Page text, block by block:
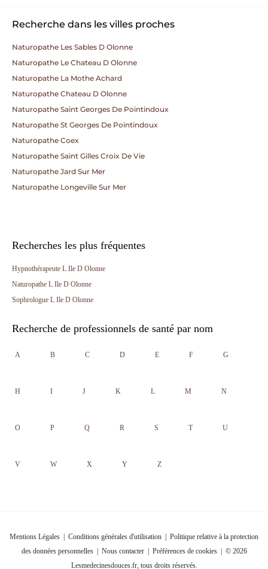
Recherche dans les villes proches
Naturopathe Les Sables D Olonne
Naturopathe Le Chateau D Olonne
Naturopathe La Mothe Achard
Naturopathe Chateau D Olonne
Naturopathe Saint Georges De Pointindoux
Naturopathe St Georges De Pointindoux
Naturopathe Coex
Naturopathe Saint Gilles Croix De Vie
Naturopathe Jard Sur Mer
Naturopathe Longeville Sur Mer
Recherches les plus fréquentes
Hypnothérapeute L Ile D Olonne
Naturopathe L Ile D Olonne
Sophrologue L Ile D Olonne
Recherche de professionnels de santé par nom
A B C D E F G
H I J K L M N
O P Q R S T U
V W X Y Z
Mentions Légales Conditions générales d'utilisation
Politique relative à la protection
des données personnelles| Nous contacter| Préférences de cookies| © 2026
Lesmedecinesdouces.fr, tous droits réservés.